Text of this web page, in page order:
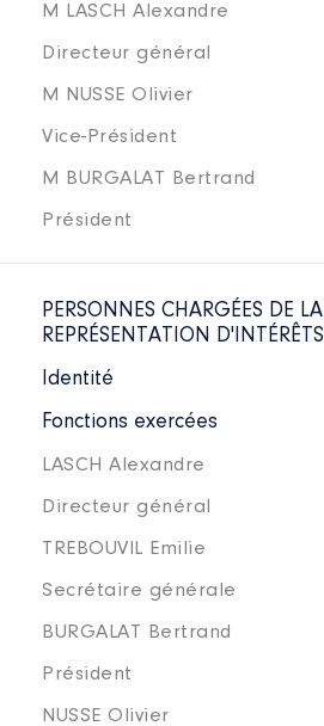
M LASCH Alexandre
Directeur général
M NUSSE Olivier
Vice-Président
M BURGALAT Bertrand
Président
PERSONNES CHARGÉES DE LA
REPRÉSENTATION D'INTÉRÊTS
Identité
Fonctions exercées
LASCH Alexandre
Directeur général
TREBOUVIL Emilie
Secrétaire générale
BURGALAT Bertrand
Président
NUSSE Olivier